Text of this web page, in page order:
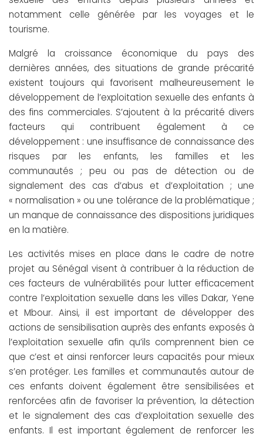
notamment celle générée par les voyages et le
tourisme.
Malgré la croissance économique du pays des
dernières années, des situations de grande précarité
existent toujours qui favorisent malheureusement le
développement de l’exploitation sexuelle des enfants à
des fins commerciales. S’ajoutent à la précarité divers
facteurs qui contribuent également à ce
développement : une insuffisance de connaissance des
risques par les enfants, les familles et les
communautés ; peu ou pas de détection ou de
signalement des cas d’abus et d’exploitation ; une
« normalisation » ou une tolérance de la problématique ;
un manque de connaissance des dispositions juridiques
en la matière.
Les activités mises en place dans le cadre de notre
projet au Sénégal visent à contribuer à la réduction de
ces facteurs de vulnérabilités pour lutter efficacement
contre l’exploitation sexuelle dans les villes Dakar, Yene
et Mbour. Ainsi, il est important de développer des
actions de sensibilisation auprès des enfants exposés à
l’exploitation sexuelle afin qu’ils comprennent bien ce
que c’est et ainsi renforcer leurs capacités pour mieux
s’en protéger. Les familles et communautés autour de
ces enfants doivent également être sensibilisées et
renforcées afin de favoriser la prévention, la détection
et le signalement des cas d’exploitation sexuelle des
enfants. Il est important également de renforcer les